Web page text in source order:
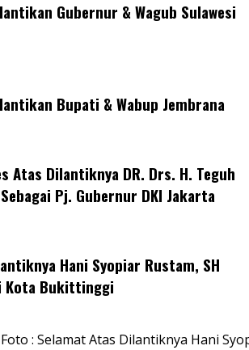
Gubernur & Wagub Sulawesi
Bupati & Wabup Jembrana
Atas Dilantiknya DR. Drs. H. Teguh
Pj. Gubernur DKI Jakarta
Hani Syopiar Rustam, SH
Kota Bukittinggi
: Selamat Atas Dilantiknya Hani